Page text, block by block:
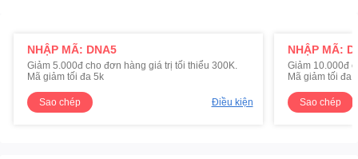
NHẬP MÃ: DNA5
Giảm 5.000đ cho đơn hàng giá trị tối thiểu 300K.
Mã giảm tối đa 5k
Sao chép Điều kiện
NHẬP MÃ:
Giảm 10.000đ
Mã giảm tối đa
Sao chép